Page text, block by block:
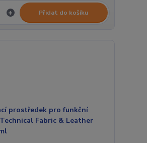
Přidat do košíku